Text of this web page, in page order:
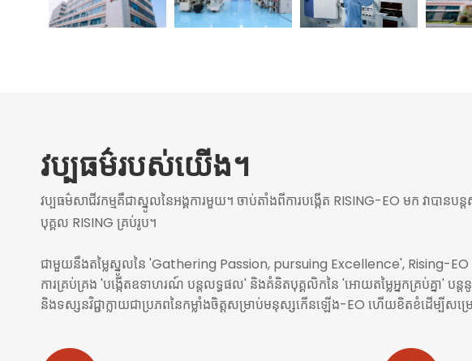
វប្បធម៌របស់យើង។
វប្បធម៌សាជីវកម្មគឺជាស្នូលនៃអង្គការមួយ។ ចាប់តាំងពីការបង្កើត RISING-EO មក វាបា
បុគ្គល RISING គ្រប់រូប។
ជាមួយនឹងតម្លៃស្នូលនៃ 'Gathering Passion, pursuing Excellence', Rising-
ការគ្រប់គ្រង 'បង្កើតឧទាហរណ៍ បន្តលទ្ធផល' និងគំនិតបុគ្គលិកនៃ 'អោយតម្លៃអ្នកគ្រប់គ្នា' បន្តនូ
និងទស្សនវិជ្ជាក្លាយជាប្រភពនៃកម្លាំងចិត្តសម្រាប់មនុស្សកើនឡើង-EO ហើយខិតខំដើម្បីស